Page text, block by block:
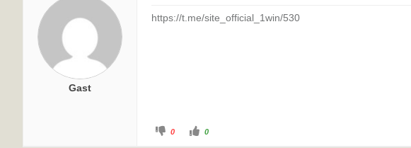
Gast
https://t.me/site_official_1win/530
0 0